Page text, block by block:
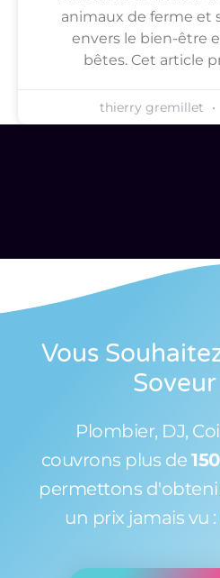
animaux de ferme et
envers le bien-être
bêtes. Cet article
thierry gremillet
Vous
Soveur
Plombier, DJ,
couvrons plus de
permettons
un prix jamais vu :